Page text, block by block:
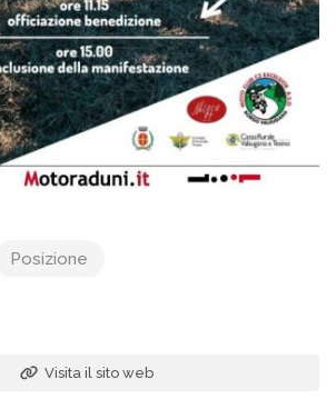
Posizione
Visita il sito web